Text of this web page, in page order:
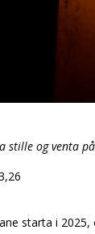
stille og venta
starta i